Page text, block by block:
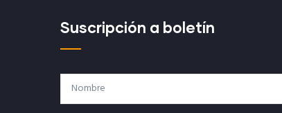
Suscripción a boletín
Nombre